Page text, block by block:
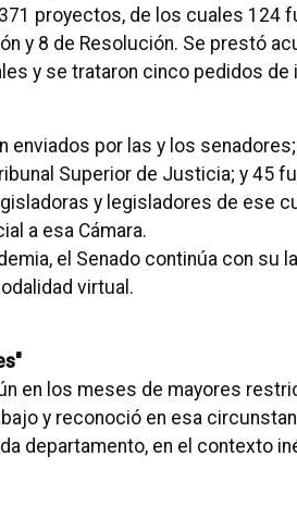
proyectos, de los cuales 124
y 8 de Resolución. Se prestó
y se trataron cinco pedidos de
enviados por las y los senadores;
Superior de Justicia; y 45
y legisladores de ese
a esa Cámara.
el Senado continúa con su
virtual.
en los meses de mayores
y reconoció en esa
departamento, en el contexto